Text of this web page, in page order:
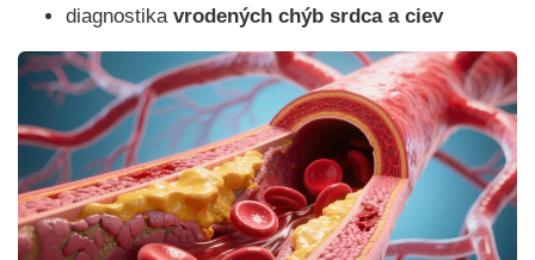
diagnostika vrodených chýb srdca a ciev